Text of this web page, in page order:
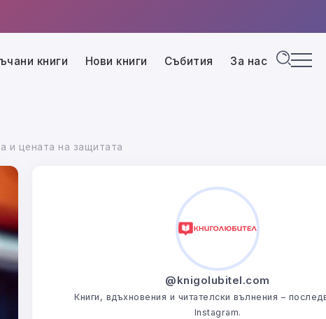
книги Нови книги Събития За нас
и цената на защитата
@knigolubitel.com
Книги, вдъхновения и читателски вълнения –
Instagram.